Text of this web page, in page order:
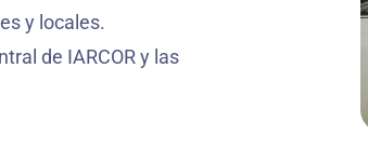
y locales.
de IARCOR y las